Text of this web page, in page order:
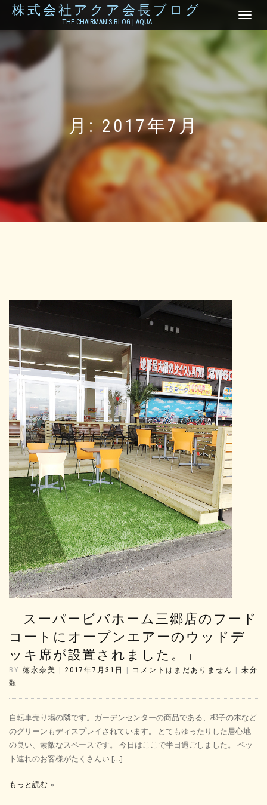
株式会社アクア会長ブログ
THE CHAIRMAN’S BLOG | AQUA
ナ
ン
切
え
月: 2017年7月
「スーパービバホーム三郷店のフード
コートにオープンエアーのウッドデ
ッキ席が設置されました。」
BY 徳永奈美 | 2017年7月31日 | コメントはまだありません | 未分
類
自転車売り場の隣です。ガーデンセンターの商品である、椰子の木など
のグリーンもディスプレイされています。 とてもゆったりした居心地
の良い、素敵なスペースです。 今日はここで半日過ごしました。 ペッ
ト連れのお客様がたくさんい […]
もっと読む